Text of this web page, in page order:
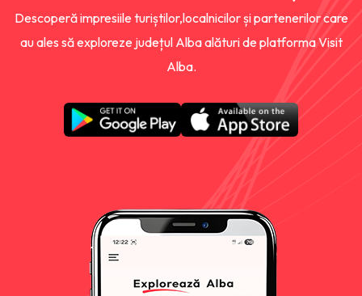
Descoperă impresiile turiștilor,localnicilor și partenerilor care
au ales să exploreze județul Alba alături de platforma Visit
Alba.